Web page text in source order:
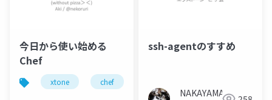
今日から使い始める
Chef
xtone chef
ssh-agentのすすめ
NAKAYAMA